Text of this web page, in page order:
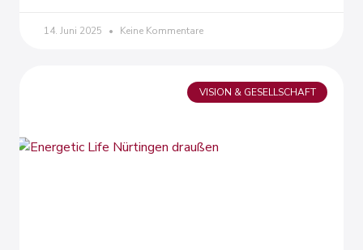
14. Juni 2025 Keine Kommentare
VISION & GESELLSCHAFT